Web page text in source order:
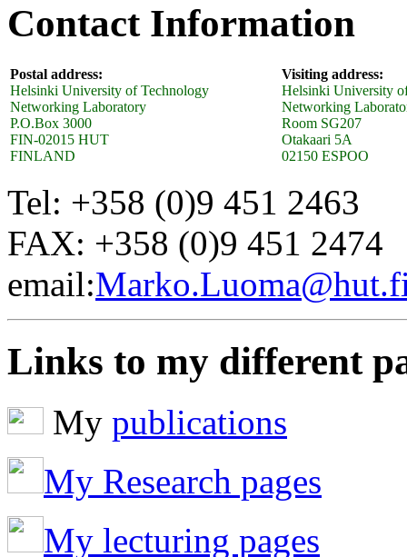
Contact Information
Postal address:
Helsinki University of Technology
Networking Laboratory
P.O.Box 3000
FIN-02015 HUT
FINLAND
Visiting address:
Helsinki University
Networking
Room SG207
Otakaari 5A
02150 ESPOO
Tel: +358 (0)9 451 2463
FAX: +358 (0)9 451 2474
email:
Links to my different
My publications
My Research pages
My lecturing pages